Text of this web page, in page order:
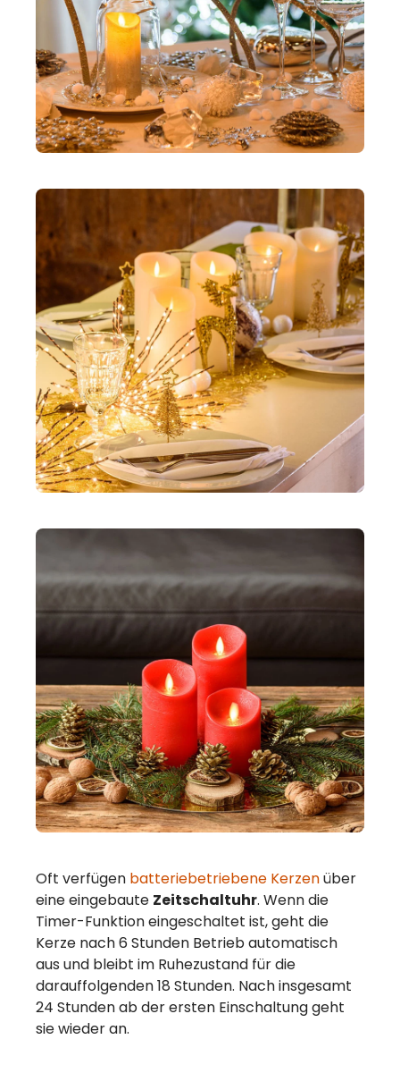
Oft verfügen batteriebetriebene Kerzenüber
eine eingebaute Zeitschaltuhr. Wenn die
Timer-Funktion eingeschaltet ist, geht die
Kerze nach 6 Stunden Betrieb automatisch
aus und bleibt im Ruhezustand für die
darauffolgenden 18 Stunden. Nach insgesamt
24 Stunden ab der ersten Einschaltung geht
sie wieder an.